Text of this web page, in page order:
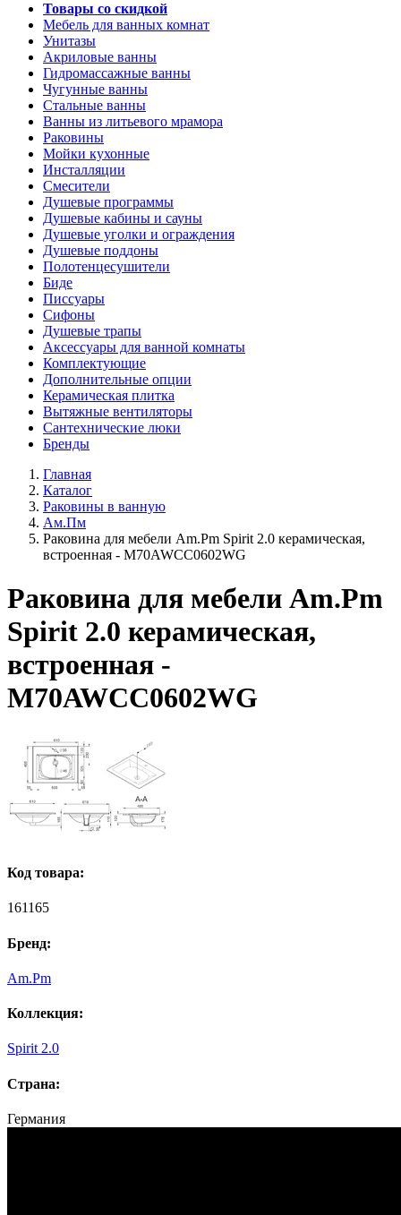
Товары со скидкой
Мебель для ванных комнат
Унитазы
Акриловые ванны
Гидромассажные ванны
Чугунные ванны
Стальные ванны
Ванны из литьевого мрамора
Раковины
Мойки кухонные
Инсталляции
Смесители
Душевые программы
Душевые кабины и сауны
Душевые уголки и ограждения
Душевые поддоны
Полотенцесушители
Биде
Писсуары
Сифоны
Душевые трапы
Аксессуары для ванной комнаты
Комплектующие
Дополнительные опции
Керамическая плитка
Вытяжные вентиляторы
Сантехнические люки
Бренды
Главная
Каталог
Раковины в ванную
Ам.Пм
Раковина для мебели Am.Pm Spirit 2.0 керамическая,
встроенная - M70AWCC0602WG
Раковина для мебели Am.Pm
Spirit 2.0 керамическая,
встроенная -
M70AWCC0602WG
Код товара:
161165
Бренд:
Am.Pm
Коллекция:
Spirit 2.0
Страна:
Германия